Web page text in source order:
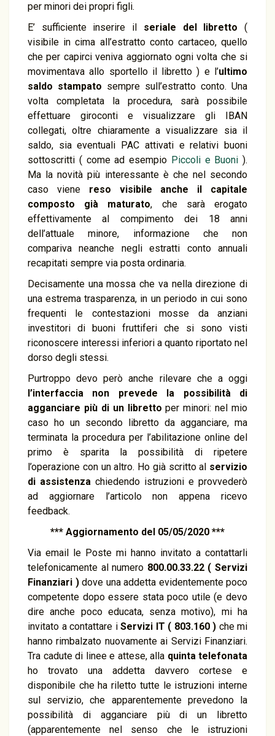
per minori dei propri figli.
E’ sufficiente inserire il seriale del libretto (
visibile in cima all’estratto conto cartaceo, quello
che per capirci veniva aggiornato ogni volta che si
movimentava allo sportello il libretto ) e l’ultimo
saldo stampato sempre sull’estratto conto. Una
volta completata la procedura, sarà possibile
effettuare giroconti e visualizzare gli IBAN
collegati, oltre chiaramente a visualizzare sia il
saldo, sia eventuali PAC attivati e relativi buoni
sottoscritti ( come ad esempio Piccoli e Buoni ).
Ma la novità più interessante è che nel secondo
caso viene reso visibile anche il capitale
composto già maturato, che sarà erogato
effettivamente al compimento dei 18 anni
dell’attuale minore, informazione che non
compariva neanche negli estratti conto annuali
recapitati sempre via posta ordinaria.
Decisamente una mossa che va nella direzione di
una estrema trasparenza, in un periodo in cui sono
frequenti le contestazioni mosse da anziani
investitori di buoni fruttiferi che si sono visti
riconoscere interessi inferiori a quanto riportato nel
dorso degli stessi.
Purtroppo devo però anche rilevare che a oggi
l’interfaccia non prevede la possibilità di
agganciare più di un libretto per minori: nel mio
caso ho un secondo libretto da agganciare, ma
terminata la procedura per l’abilitazione online del
primo è sparita la possibilità di ripetere
l’operazione con un altro. Ho già scritto al servizio
di assistenza chiedendo istruzioni e provvederò
ad aggiornare l’articolo non appena ricevo
feedback.
*** Aggiornamento del 05/05/2020 ***
Via email le Poste mi hanno invitato a contattarli
telefonicamente al numero 800.00.33.22 ( Servizi
Finanziari )dove una addetta evidentemente poco
competente dopo essere stata poco utile (e devo
dire anche poco educata, senza motivo), mi ha
invitato a contattare i Servizi IT ( 803.160 ) che mi
hanno rimbalzato nuovamente ai Servizi Finanziari.
Tra cadute di linee e attese, alla quinta telefonata
ho trovato una addetta davvero cortese e
disponibile che ha riletto tutte le istruzioni interne
sul servizio, che apparentemente prevedono la
possibilità di agganciare più di un libretto
(apparentemente nel senso che le istruzioni